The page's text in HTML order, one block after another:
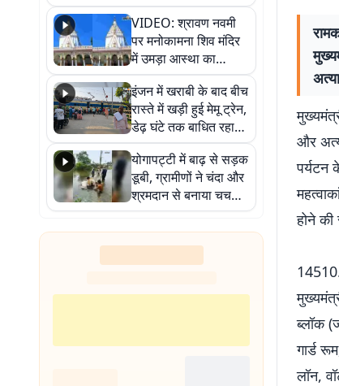
VIDEO: श्रावण नवमी
पर मनोकामना शिव मंदिर
में उमड़ा आस्था का
सैलाब, हर-हर महादेव के
जयघोष से गूंजा परिसर
इंजन में खराबी के बाद बीच
रास्ते में खड़ी हुई मेमू ट्रेन,
डेढ़ घंटे तक बाधित रहा
आवागमन
योगापट्टी में बाढ़ से सड़क
डूबी, ग्रामीणों ने चंदा और
श्रमदान से बनाया चचरी
पुल
और
पर्यटन
होने की
ब्लॉक
गार्ड
लॉन,